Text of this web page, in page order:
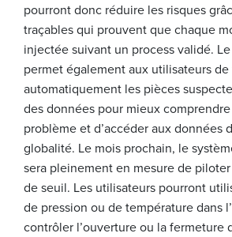
pourront donc réduire les risques
traçables qui prouvent que chaque
injectée suivant un process validé.
permet également aux utilisateurs
automatiquement les pièces
des données pour mieux comprendre
problème et d’accéder aux données
globalité. Le mois prochain, le
sera pleinement en mesure de
de seuil. Les utilisateurs pourront
de pression ou de température dans
contrôler l’ouverture ou la fermeture